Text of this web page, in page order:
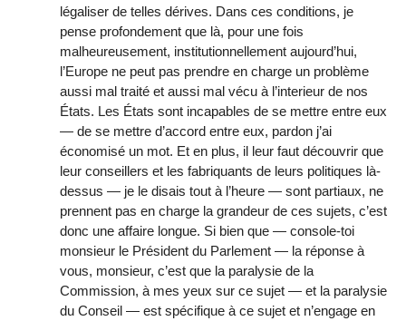
légaliser de telles dérives. Dans ces conditions, je
pense profondement que là, pour une fois
malheureusement, institutionnellement aujourd’hui,
l’Europe ne peut pas prendre en charge un problème
aussi mal traité et aussi mal vécu à l’interieur de nos
États. Les États sont incapables de se mettre entre eux
— de se mettre d’accord entre eux, pardon j’ai
économisé un mot. Et en plus, il leur faut découvrir que
leur conseillers et les fabriquants de leurs politiques là-
dessus — je le disais tout à l’heure — sont partiaux, ne
prennent pas en charge la grandeur de ces sujets, c’est
donc une affaire longue. Si bien que — console-toi
monsieur le Président du Parlement — la réponse à
vous, monsieur, c’est que la paralysie de la
Commission, à mes yeux sur ce sujet — et la paralysie
du Conseil — est spécifique à ce sujet et n’engage en